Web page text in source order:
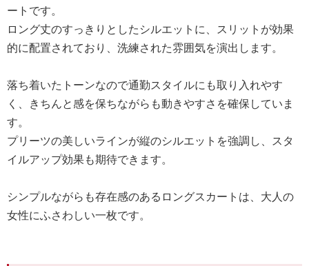
ートです。
ロング丈のすっきりとしたシルエットに、スリットが効果
的に配置されており、洗練された雰囲気を演出します。
落ち着いたトーンなので通勤スタイルにも取り入れやす
く、きちんと感を保ちながらも動きやすさを確保していま
す。
プリーツの美しいラインが縦のシルエットを強調し、スタ
イルアップ効果も期待できます。
シンプルながらも存在感のあるロングスカートは、大人の
女性にふさわしい一枚です。